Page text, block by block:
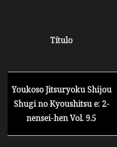
Título
Youkoso Jitsuryoku Shijou
Shugi no Kyoushitsu e: 2-
nensei-hen Vol. 9.5